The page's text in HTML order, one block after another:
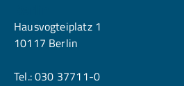
Hausvogteiplatz 1
10117 Berlin
Tel.:030 37711-0